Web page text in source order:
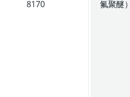
8170
氟聚醚）